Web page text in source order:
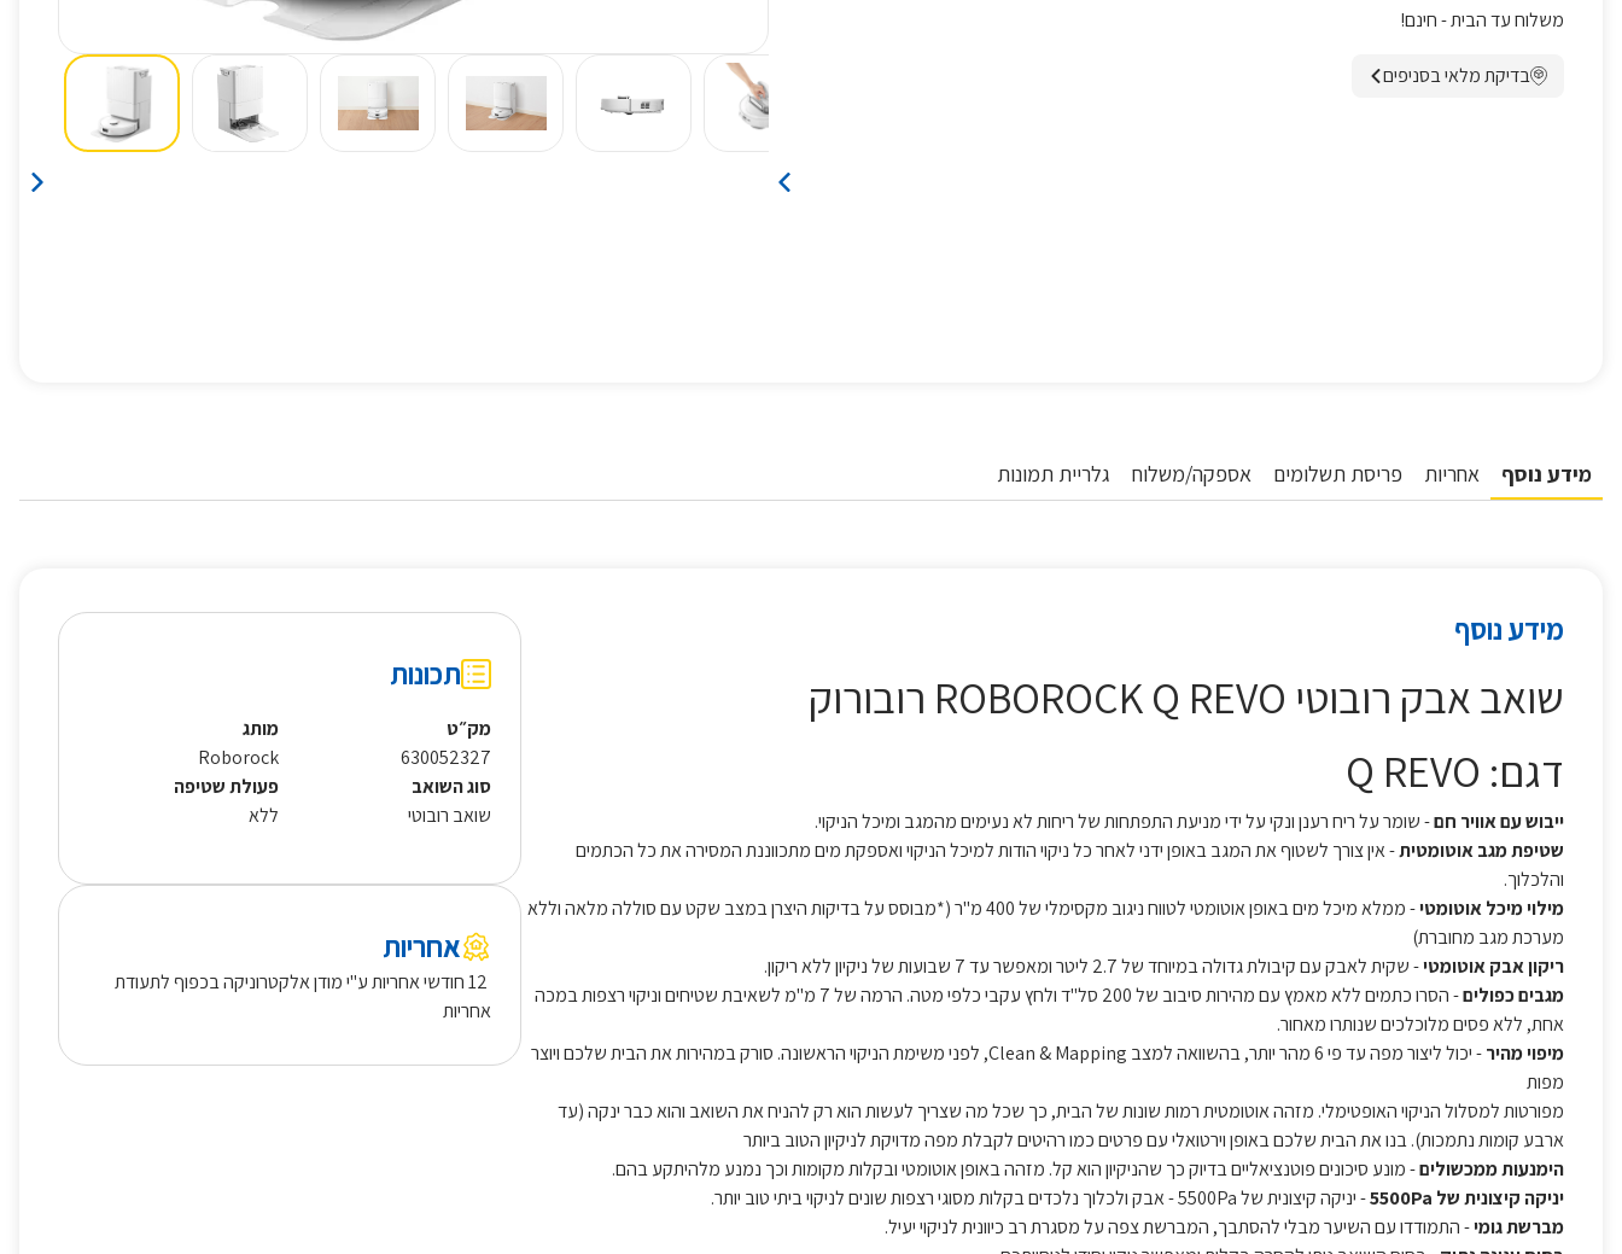
משלוח עד הבית - חינם!
בדיקת מלאי בסניפים
מידע נוסף אחריות פריסת תשלומים אספקה/משלוח גלריית תמונות
מידע נוסף
שואב אבק רובוטי ROBOROCK Q REVO רובורוק
דגם: Q REVO
ייבוש עם אוויר חם- שומר על ריח רענן ונקי על ידי מניעת התפתחות של ריחות לא נעימים מהמגב ומיכל הניקוי.
שטיפת מגב אוטומטית- אין צורך לשטוף את המגב באופן ידני לאחר כל ניקוי הודות למיכל הניקוי ואספקת מים מתכווננת המסירה את כל הכתמים
והלכלוך.
מילוי מיכל אוטומטי
- ממלא מיכל מים באופן אוטומטי לטווח ניגוב מקסימלי של 400 מ"ר (*מבוסס על בדיקות היצרן במצב שקט עם סוללה מלאה וללא
מערכת מגב מחוברת)
ריקון אבק אוטומטי- שקית לאבק עם קיבולת גדולה במיוחד של 2.7 ליטר ומאפשר עד 7 שבועות של ניקיון ללא ריקון.
מגבים כפולים
- הסרו כתמים ללא מאמץ עם מהירות סיבוב של 200 סל"ד ולחץ עקבי כלפי מטה. הרמה של 7 מ"מ לשאיבת שטיחים וניקוי רצפות במכה
אחת, ללא פסים מלוכלכים שנותרו מאחור.
מיפוי מהיר
- יכול ליצור מפה עד פי 6 מהר יותר, בהשוואה למצב Clean & Mapping, לפני משימת הניקוי הראשונה. סורק במהירות את הבית שלכם ויוצר
מפות
מפורטות למסלול הניקוי האופטימלי. מזהה אוטומטית רמות שונות של הבית, כך שכל מה שצריך לעשות הוא רק להניח את השואב והוא כבר ינקה (עד
ארבע קומות נתמכות). בנו את הבית שלכם באופן וירטואלי עם פרטים כמו רהיטים לקבלת מפה מדויקת לניקיון הטוב ביותר
הימנעות ממכשולים- מונע סיכונים פוטנציאליים בדיוק כך שהניקיון הוא קל. מזהה באופן אוטומטי ובקלות מקומות וכך נמנע מלהיתקע בהם.
יניקה קיצונית של 5500Pa
- יניקה קיצונית של 5500Pa - אבק ולכלוך נלכדים בקלות מסוגי רצפות שונים לניקוי ביתי טוב יותר.
מברשת גומי- התמודדו עם השיער מבלי להסתבך, המברשת צפה על מסגרת רב כיוונית לניקוי יעיל.
תכונות
מק״ט
630052327
מותג
Roborock
סוג השואב
שואב רובוטי
פעולת שטיפה
ללא
אחריות
12 חודשי אחריות ע"י מודן אלקטרוניקה בכפוף לתעודת
אחריות